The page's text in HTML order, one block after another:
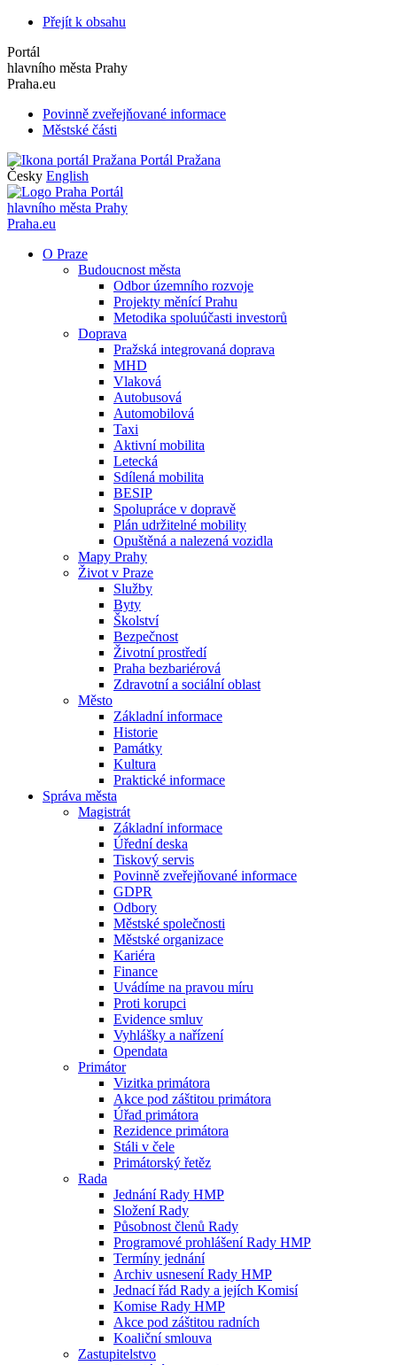
Přejít k obsahu
Portál
hlavního města Prahy
Praha.eu
Povinně zveřejňované informace
Městské části
Portál Pražana
Česky English
Portál
hlavního města Prahy
Praha.eu
O Praze
Budoucnost města
Odbor územního rozvoje
Projekty měnící Prahu
Metodika spoluúčasti investorů
Doprava
Pražská integrovaná doprava
MHD
Vlaková
Autobusová
Automobilová
Taxi
Aktivní mobilita
Letecká
Sdílená mobilita
BESIP
Spolupráce v dopravě
Plán udržitelné mobility
Opuštěná a nalezená vozidla
Mapy Prahy
Život v Praze
Služby
Byty
Školství
Bezpečnost
Životní prostředí
Praha bezbariérová
Zdravotní a sociální oblast
Město
Základní informace
Historie
Památky
Kultura
Praktické informace
Správa města
Magistrát
Základní informace
Úřední deska
Tiskový servis
Povinně zveřejňované informace
GDPR
Odbory
Městské společnosti
Městské organizace
Kariéra
Finance
Uvádíme na pravou míru
Proti korupci
Evidence smluv
Vyhlášky a nařízení
Opendata
Primátor
Vizitka primátora
Akce pod záštitou primátora
Úřad primátora
Rezidence primátora
Stáli v čele
Primátorský řetěz
Rada
Jednání Rady HMP
Složení Rady
Působnost členů Rady
Programové prohlášení Rady HMP
Termíny jednání
Archiv usnesení Rady HMP
Jednací řád Rady a jejích Komisí
Komise Rady HMP
Akce pod záštitou radních
Koaliční smlouva
Zastupitelstvo